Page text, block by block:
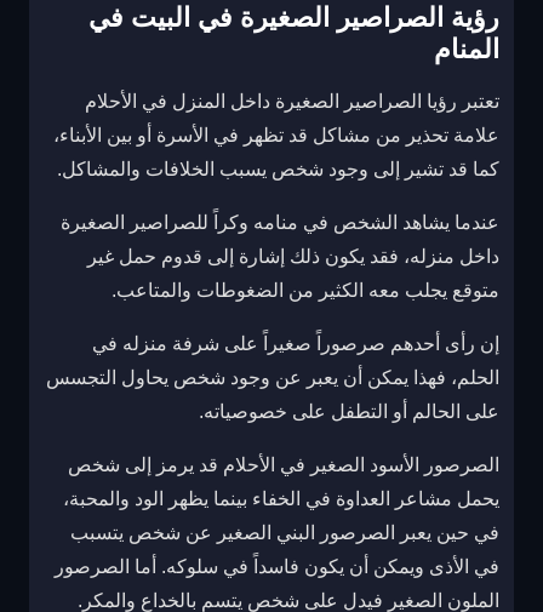
رؤية الصراصير الصغيرة في البيت في
المنام
تعتبر رؤيا الصراصير الصغيرة داخل المنزل في الأحلام
علامة تحذير من مشاكل قد تظهر في الأسرة أو بين الأبناء،
كما قد تشير إلى وجود شخص يسبب الخلافات والمشاكل.
عندما يشاهد الشخص في منامه وكراً للصراصير الصغيرة
داخل منزله، فقد يكون ذلك إشارة إلى قدوم حمل غير
متوقع يجلب معه الكثير من الضغوطات والمتاعب.
إن رأى أحدهم صرصوراً صغيراً على شرفة منزله في
الحلم، فهذا يمكن أن يعبر عن وجود شخص يحاول التجسس
على الحالم أو التطفل على خصوصياته.
الصرصور الأسود الصغير في الأحلام قد يرمز إلى شخص
يحمل مشاعر العداوة في الخفاء بينما يظهر الود والمحبة،
في حين يعبر الصرصور البني الصغير عن شخص يتسبب
في الأذى ويمكن أن يكون فاسداً في سلوكه. أما الصرصور
الملون الصغير فيدل على شخص يتسم بالخداع والمكر.